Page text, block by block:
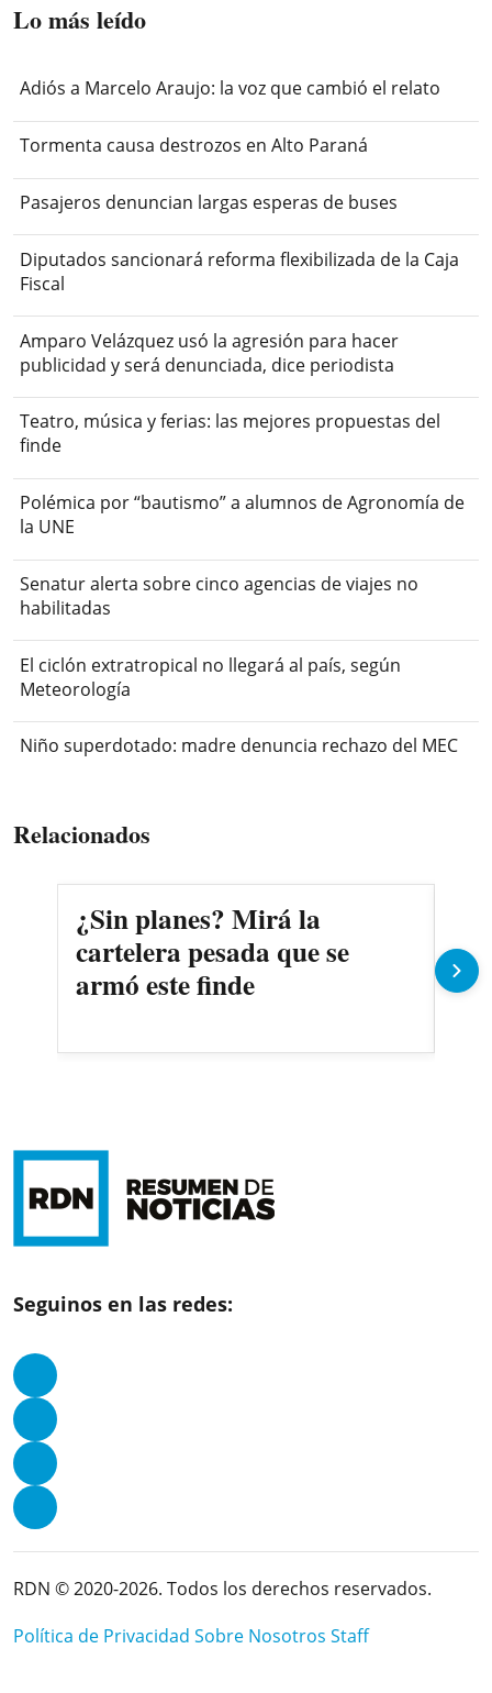
Lo más leído
Adiós a Marcelo Araujo: la voz que cambió el relato
Tormenta causa destrozos en Alto Paraná
Pasajeros denuncian largas esperas de buses
Diputados sancionará reforma flexibilizada de la Caja
Fiscal
Amparo Velázquez usó la agresión para hacer
publicidad y será denunciada, dice periodista
Teatro, música y ferias: las mejores propuestas del
finde
Polémica por “bautismo” a alumnos de Agronomía de
la UNE
Senatur alerta sobre cinco agencias de viajes no
habilitadas
El ciclón extratropical no llegará al país, según
Meteorología
Niño superdotado: madre denuncia rechazo del MEC
Relacionados
¿Sin planes? Mirá la
cartelera pesada que se
armó este finde
Seguinos en las redes:
RDN © 2020-2026. Todos los derechos reservados.
Política de Privacidad Sobre Nosotros Staff